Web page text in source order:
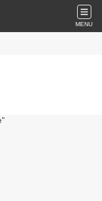
MENU